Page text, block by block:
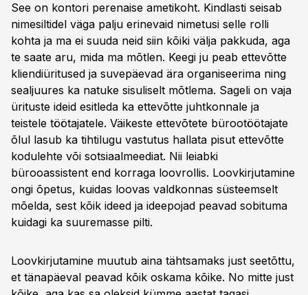
See on kontori perenaise ametikoht. Kindlasti seisab
nimesiltidel väga palju erinevaid nimetusi selle rolli
kohta ja ma ei suuda neid siin kõiki välja pakkuda, aga
te saate aru, mida ma mõtlen. Keegi ju peab ettevõtte
kliendiüritused ja suvepäevad ära organiseerima ning
sealjuures ka natuke sisuliselt mõtlema. Sageli on vaja
ürituste ideid esitleda ka ettevõtte juhtkonnale ja
teistele töötajatele. Väikeste ettevõtete bürootöötajate
õlul lasub ka tihtilugu vastutus hallata pisut ettevõtte
kodulehte või sotsiaalmeediat. Nii leiabki
bürooassistent end korraga loovrollis. Loovkirjutamine
ongi õpetus, kuidas loovas valdkonnas süsteemselt
mõelda, sest kõik ideed ja ideepojad peavad sobituma
kuidagi ka suuremasse pilti.
Loovkirjutamine muutub aina tähtsamaks just seetõttu,
et tänapäeval peavad kõik oskama kõike. No mitte just